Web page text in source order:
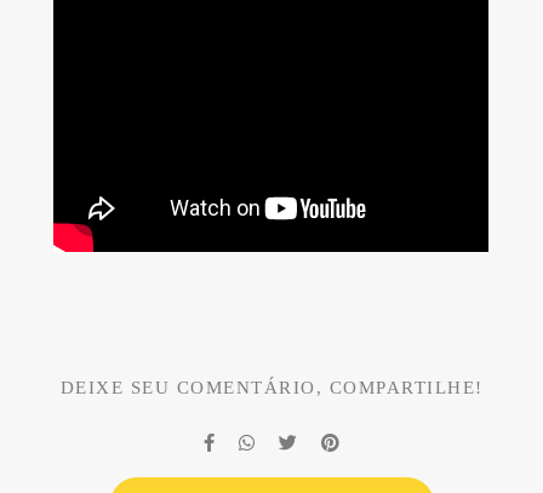
DEIXE SEU COMENTÁRIO, COMPARTILHE!